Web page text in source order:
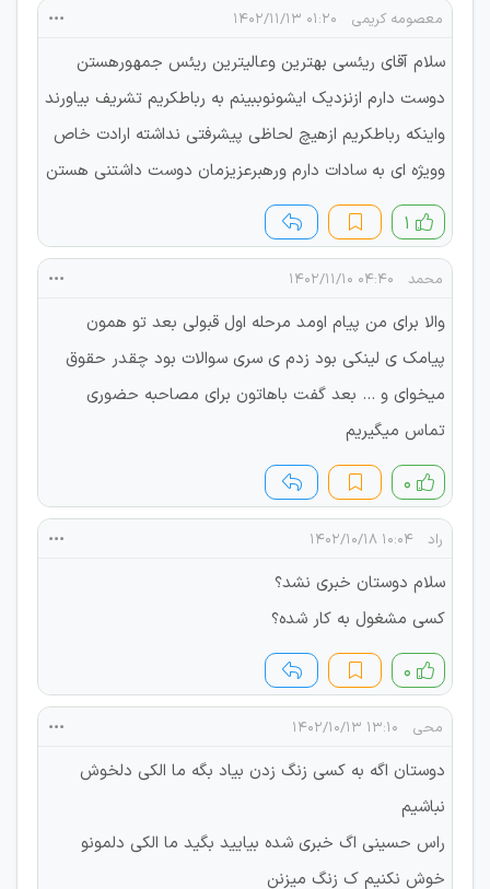
معصومه کریمی ۰۱:۲۰ ۱۴۰۲/۱۱/۱۳
سلام آقای ریئسی بهترین وعالیترین ریئس جمهورهستن
دوست دارم ازنزدیک ایشونوببینم به رباطکریم تشریف بیاورند
واینکه رباطکریم ازهیچ لحاظی پیشرفتی نداشته ارادت خاص
وویژه ای به سادات دارم ورهبرعزیزمان دوست داشتنی هستن
۱
محمد ۰۴:۴۰ ۱۴۰۲/۱۱/۱۰
والا برای من پیام اومد مرحله اول قبولی بعد تو همون
پیامک ی لینکی بود زدم ی سری سوالات بود چقدر حقوق
میخوای و ... بعد گفت باهاتون برای مصاحبه حضوری
تماس میگیریم
۰
راد ۱۰:۰۴ ۱۴۰۲/۱۰/۱۸
سلام دوستان خبری نشد؟
کسی مشغول به کار شده؟
۰
محی ۱۳:۱۰ ۱۴۰۲/۱۰/۱۳
دوستان اگه به کسی زنگ زدن بیاد بگه ما الکی دلخوش
نباشیم
راس حسینی اگ خبری شده بیایید بگید ما الکی دلمونو
خوش نکنیم ک زنگ میزنن